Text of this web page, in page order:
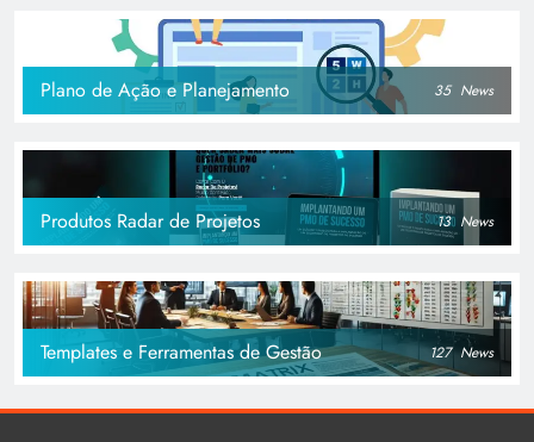
Plano de Ação e Planejamento 35 News
Produtos Radar de Projetos 13 News
Templates e Ferramentas de Gestão 127 News